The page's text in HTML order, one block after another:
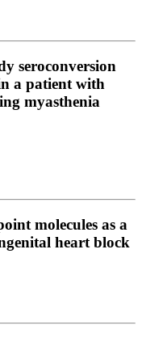
seroconversion
a patient with
myasthenia
molecules as a
heart block